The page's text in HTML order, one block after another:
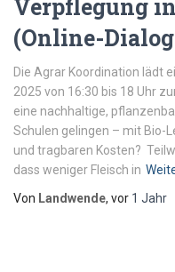
Verpflegung
(Online-Dialog
Die Agrar Koordination lädt
2025 von 16:30 bis 18 Uhr
eine nachhaltige,
Schulen gelingen – mit Bio-
und tragbaren Kosten?
dass weniger Fleisch in
Von Landwende, vor 1 Jahr